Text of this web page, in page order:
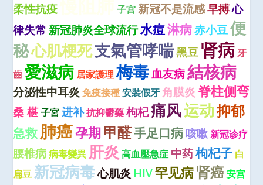
柔性抗疫 子宫 新冠不是流感早搏心
律失常 新冠肺炎全球流行水痘淋病赤小豆便
秘心肌梗死支氣管哮喘黑豆肾病 牙
齒 愛滋病 居家護理 梅毒血友病結核病
分泌性中耳炎 免疫接種 安裝假牙 角膜炎 脊柱侧弯
桑 椹子宮 进补抗抑鬱藥 枸杞痛风运动抑郁
急救肺癌孕期甲醛手足口病咳嗽 新冠诊疗
腰椎病 病毒變異 肝炎 高血壓急症 中药枸杞子 白
扁豆 新冠病毒心肌炎 HIV罕见病肾癌 安宫